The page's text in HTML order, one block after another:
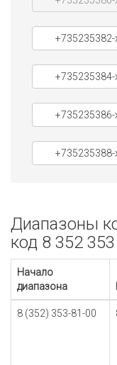
+735235382-
+735235384-
+735235386-
+735235388-
Диапазоны
код 8 352
Начало
диапазона
8 (352) 353-81-00